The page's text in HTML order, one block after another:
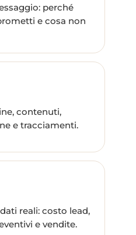
perché
e cosa non
contenuti,
e tracciamenti.
reali: costo lead,
e vendite.